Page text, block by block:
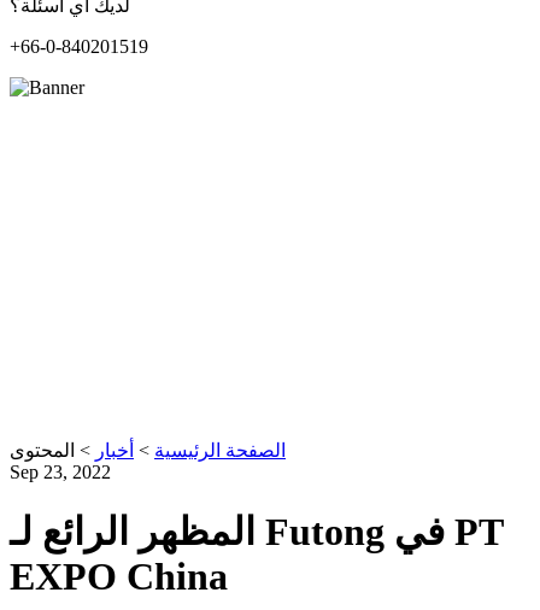
لديك أي أسئلة؟
+66-0-840201519
الصفحة الرئيسية > أخبار > المحتوى
Sep 23, 2022
المظهر الرائع لـ Futong في PT
EXPO China